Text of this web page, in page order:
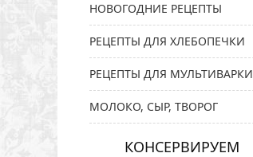
НОВОГОДНИЕ РЕЦЕПТЫ
РЕЦЕПТЫ ДЛЯ ХЛЕБОПЕЧКИ
РЕЦЕПТЫ ДЛЯ МУЛЬТИВАРКИ
МОЛОКО, СЫР, ТВОРОГ
КОНСЕРВИРУЕМ